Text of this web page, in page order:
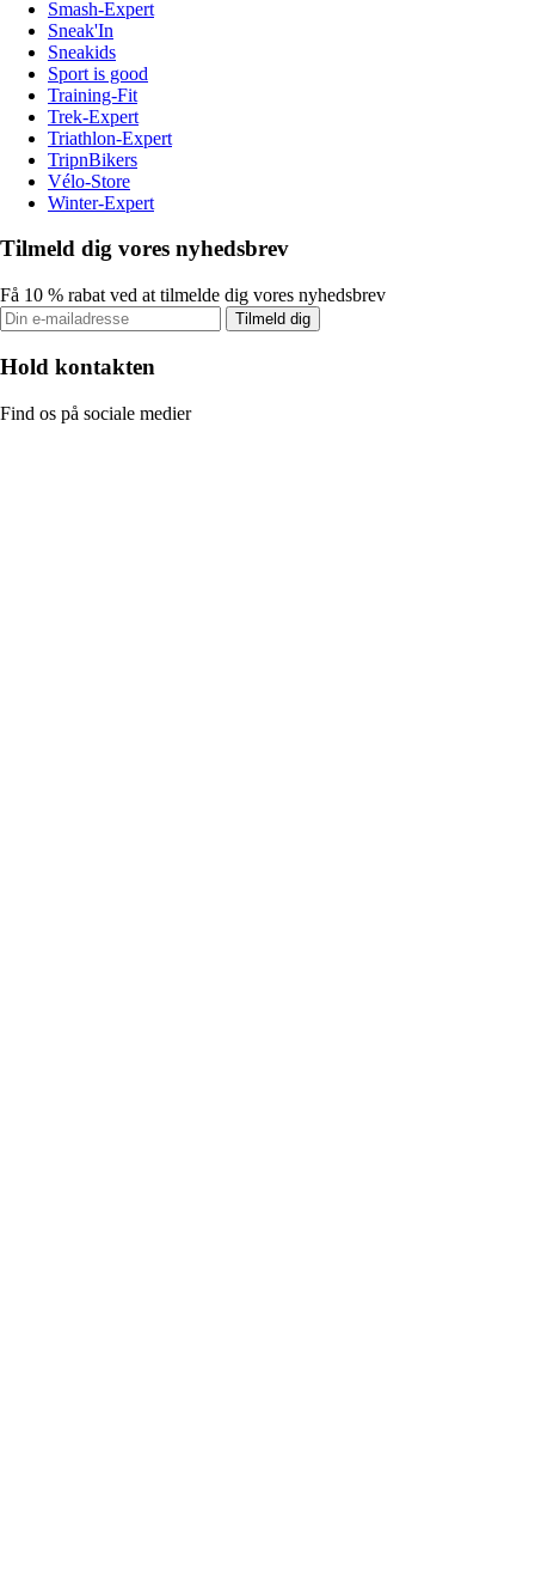
Smash-Expert
Sneak'In
Sneakids
Sport is good
Training-Fit
Trek-Expert
Triathlon-Expert
TripnBikers
Vélo-Store
Winter-Expert
Tilmeld dig vores nyhedsbrev
Få 10 % rabat ved at tilmelde dig vores nyhedsbrev
Tilmeld dig
Hold kontakten
Find os på sociale medier